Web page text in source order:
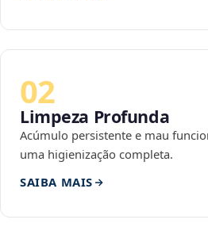
02
Limpeza Profunda
Acúmulo persistente e mau
uma higienização completa.
SAIBA MAIS